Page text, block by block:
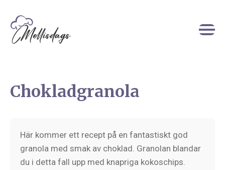
Chokladgranola
Här kommer ett recept på en fantastiskt god
granola med smak av choklad. Granolan blandar
du i detta fall upp med knapriga kokoschips.